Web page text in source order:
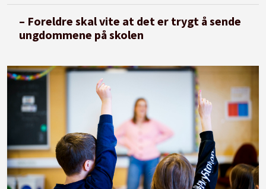
– Foreldre skal vite at det er trygt å sende
ungdommene på skolen